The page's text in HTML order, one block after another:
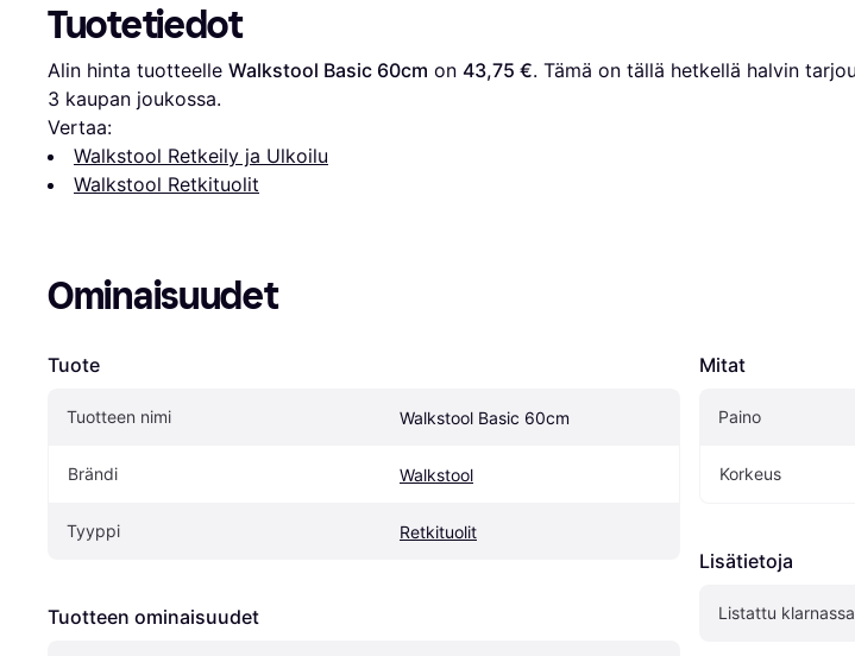
Tuotetiedot
Alin hinta tuotteelle Walkstool Basic 60cm on 43,75 €
3 kaupan joukossa.
Vertaa:
Walkstool Retkeily ja Ulkoilu
Walkstool Retkituolit
Ominaisuudet
Tuote
Tuotteen nimi Walkstool Basic 60cm
Brändi Walkstool
Tyyppi Retkituolit
Tuotteen ominaisuudet
Mitat
Paino
Korkeus
Lisätietoja
Listattu klarnassa